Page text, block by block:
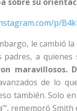
p/
le cambió
padres, a quienes
maravillosos.
de lo
también. Solo
rememoró